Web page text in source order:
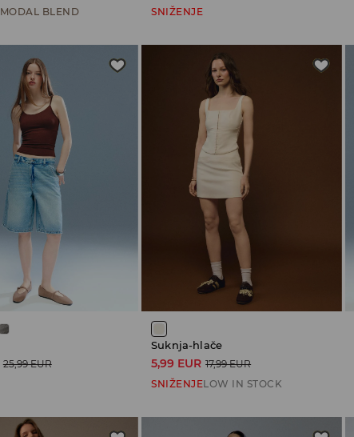
MODAL BLEND
SNIŽENJE
25,99 EUR
Suknja-hlače
5,99 EUR 17,99 EUR
SNIŽENJELOW IN STOCK